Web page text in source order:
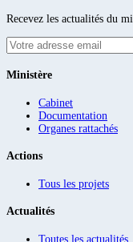
Recevez les actualités du
Ministère
Cabinet
Documentation
Organes rattachés
Actions
Tous les projets
Actualités
Toutes les actualités